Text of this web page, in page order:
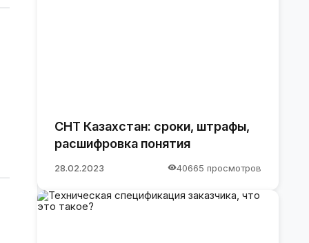
СНТ Казахстан: сроки, штрафы,
расшифровка понятия
28.02.2023 40665 просмотров